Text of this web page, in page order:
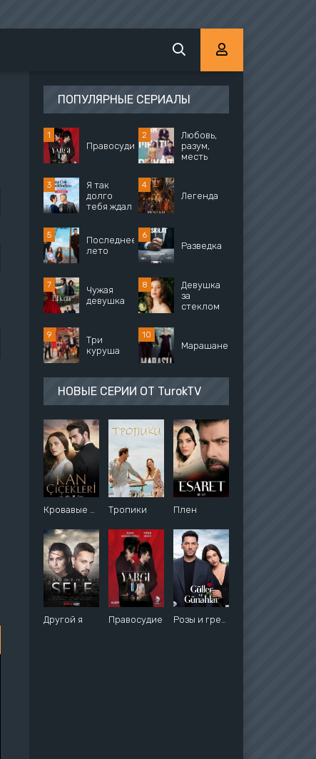
ПОПУЛЯРНЫЕ СЕРИАЛЫ
Правосудие
Любовь,
разум,
месть
Я так
долго
тебя ждал
Легенда
Последнее
лето
Разведка
Чужая
девушка
Девушка
за
стеклом
Три
куруша
Марашанец
НОВЫЕ СЕРИИ ОТ TurokTV
Кровавые цветы Тропики Плен
Другой я Правосудие Розы и грехи